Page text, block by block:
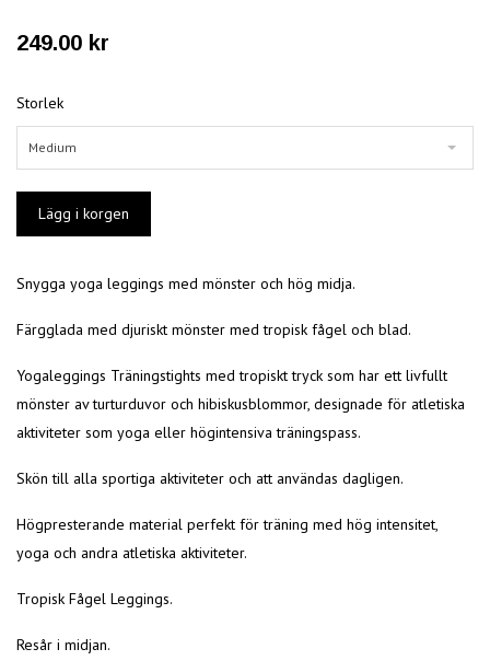
249.00 kr
Storlek
Medium
Snygga yoga leggings med mönster och hög midja.
Färgglada med djuriskt mönster med tropisk fågel och blad.
Yogaleggings Träningstights med tropiskt tryck som har ett livfullt
mönster av turturduvor och hibiskusblommor, designade för atletiska
aktiviteter som yoga eller högintensiva träningspass.
Skön till alla sportiga aktiviteter och att användas dagligen.
Högpresterande material perfekt för träning med hög intensitet,
yoga och andra atletiska aktiviteter.
Tropisk Fågel Leggings.
Resår i midjan.